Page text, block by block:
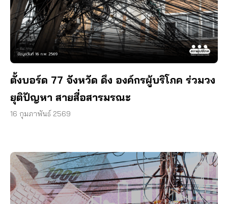
ตั้งบอร์ด 77 จังหวัด ดึง องค์กรผู้บริโภค ร่วมวง
ยุติปัญหา สายสื่อสารมรณะ
16 กุมภาพันธ์ 2569